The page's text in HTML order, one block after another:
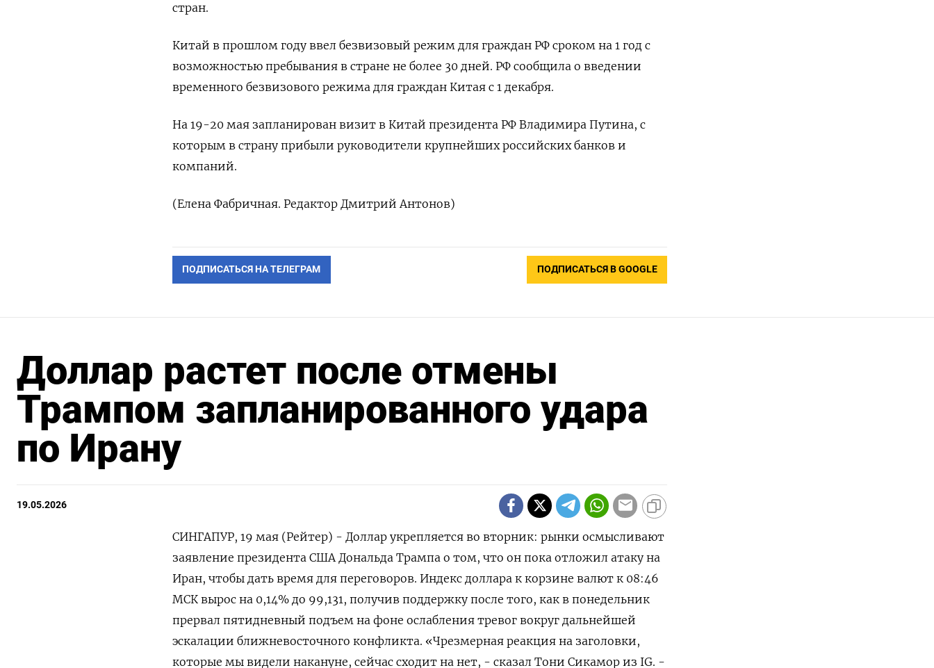
стран.
Китай в прошлом году ввел безвизовый режим для граждан РФ сроком на 1 год с ​
возможностью пребывания в ⁠стране не более 30 дней. РФ сообщила о введении
временного безвизового режима ‌для граждан Китая с 1 декабря.
На 19-20 мая запланирован ‌визит в Китай президента РФ Владимира Путина, с
которым в ​страну прибыли руководители крупнейших российских банков и
‌компаний.
(Елена Фабричная. Редактор Дмитрий Антонов)
ПОДПИСАТЬСЯ НА ТЕЛЕГРАМ ПОДПИСАТЬСЯ В GOOGLE
Доллар растет после отмены
Трампом запланированного удара
по Ирану
19.05.2026
СИНГАПУР, 19 мая (Рейтер) - Доллар укрепляется во вторник: рынки осмысливают
заявление президента США Дональда Трампа о том, что он пока отложил атаку на
Иран, чтобы дать время ‌для переговоров. Индекс доллара к корзине валют к 08:46
МСК вырос на 0,14% до 99,131, получив поддержку после того, как в понедельник
прервал пятидневный подъем на ​фоне ослабления тревог вокруг дальнейшей ​
эскалации ближневосточного ​конфликта. «Чрезмерная реакция на ⁠заголовки,
которые мы видели накануне, сейчас сходит на ‌нет, - сказал Тони Сикамор из ‌IG. -